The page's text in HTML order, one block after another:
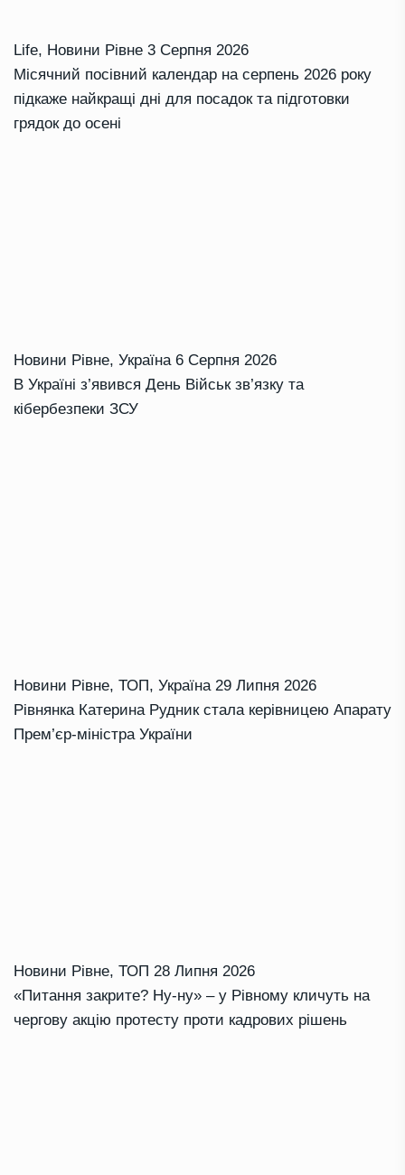
Life, Новини Рівне 3 Серпня 2026
Місячний посівний календар на серпень 2026 року
підкаже найкращі дні для посадок та підготовки
грядок до осені
Новини Рівне, Україна 6 Серпня 2026
В Україні з’явився День Військ зв’язку та
кібербезпеки ЗСУ
Новини Рівне, ТОП, Україна 29 Липня 2026
Рівнянка Катерина Рудник стала керівницею Апарату
Прем’єр-міністра України
Новини Рівне, ТОП 28 Липня 2026
«Питання закрите? Ну-ну» – у Рівному кличуть на
чергову акцію протесту проти кадрових рішень